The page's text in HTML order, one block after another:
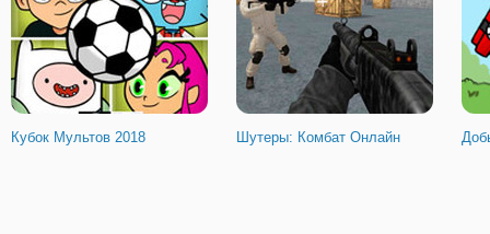
Кубок Мультов 2018 Шутеры: Комбат Онлайн